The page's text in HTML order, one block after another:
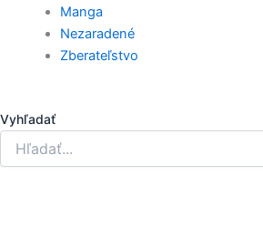
Manga
Nezaradené
Zberateľstvo
Vyhľadať